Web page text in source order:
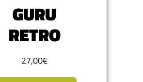
GURU
RETRO
27,00€